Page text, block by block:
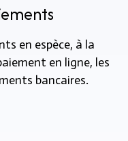
en espèce, à la
en ligne, les
bancaires.